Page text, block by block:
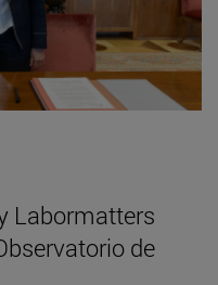
Labormatters
de